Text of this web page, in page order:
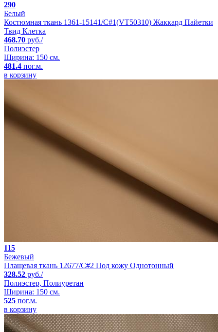
290
Белый
Костюмная ткань 1361-15141/C#1(VT50310) Жаккард Пайетки
Твид Клетка
468.70 руб./
Полиэстер
Ширина: 150 см.
481.4 пог.м.
в корзину
115
Бежевый
Плащевая ткань 12677/C#2 Под кожу Однотонный
328.52 руб./
Полиэстер, Полиуретан
Ширина: 150 см.
525 пог.м.
в корзину